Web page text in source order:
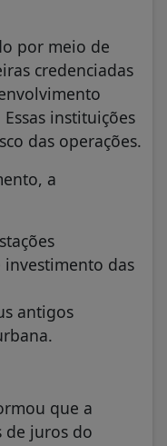
por meio de
credenciadas
Essas instituições
das operações.
a
investimento das
antigos
que a
de juros do